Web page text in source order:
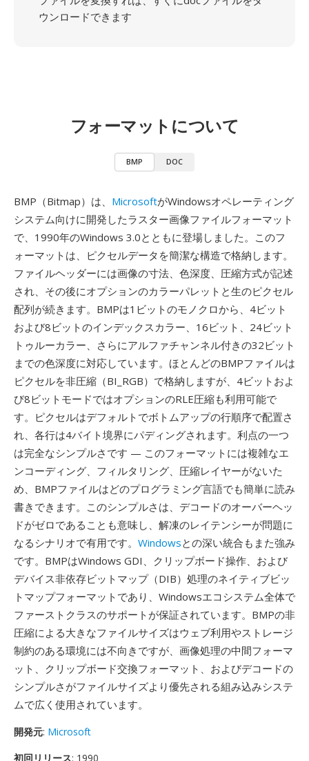
ウンロードできます
フォーマットについて
BMP DOC
BMP（Bitmap）は、 MicrosoftがWindowsオペレーティング
システム向けに開発したラスター画像ファイルフォーマット
で、1990年のWindows 3.0とともに登場しました。このフ
ォーマットは、ピクセルデータを簡潔な構造で格納します。
ファイルヘッダーには画像の寸法、色深度、圧縮方式が記述
され、その後にオプションのカラーパレットと生のピクセル
配列が続きます。BMPは1ビットのモノクロから、4ビット
および8ビットのインデックスカラー、16ビット、24ビット
トゥルーカラー、さらにアルファチャンネル付きの32ビット
までの色深度に対応しています。ほとんどのBMPファイルは
ピクセルを非圧縮（BI_RGB）で格納しますが、4ビットおよ
び8ビットモードではオプションのRLE圧縮も利用可能で
す。ピクセルはデフォルトでボトムアップの行順序で配置さ
れ、各行は4バイト境界にパディングされます。利点の一つ
は完全なシンプルさです — このフォーマットには複雑なエ
ンコーディング、フィルタリング、圧縮レイヤーがないた
め、BMPファイルはどのプログラミング言語でも簡単に読み
書きできます。このシンプルさは、デコードのオーバーヘッ
ドがゼロであることも意味し、解凍のレイテンシーが問題に
なるシナリオで有用です。 Windowsとの深い統合もまた強み
です。BMPはWindows GDI、クリップボード操作、および
デバイス非依存ビットマップ（DIB）処理のネイティブビッ
トマップフォーマットであり、Windowsエコシステム全体で
ファーストクラスのサポートが保証されています。BMPの非
圧縮による大きなファイルサイズはウェブ利用やストレージ
制約のある環境には不向きですが、画像処理の中間フォーマ
ット、クリップボード交換フォーマット、およびデコードの
シンプルさがファイルサイズより優先される組み込みシステ
ムで広く使用されています。
開発元: Microsoft
初回リリース: 1990